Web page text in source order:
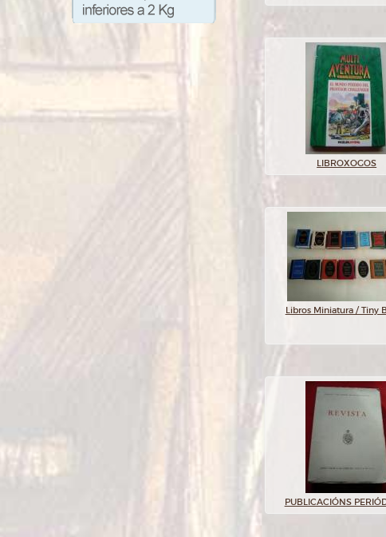
LIBROXOGOS
Libros Miniatura / Tiny
PUBLICACIÓNS